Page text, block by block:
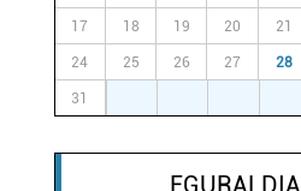
17 18 19 20 21
24 25 26 27 28
31
EGURALDIA